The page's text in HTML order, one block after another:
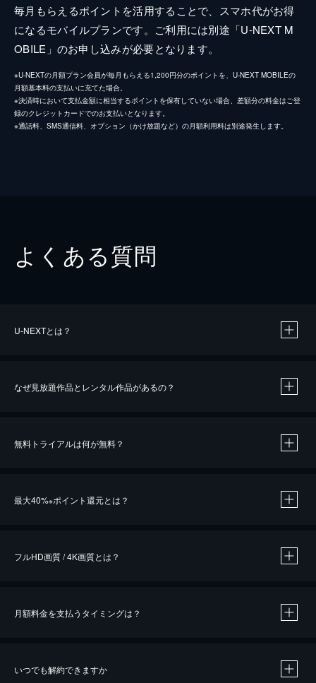
毎月もらえるポイントを活用することで、スマホ代がお得
になるモバイルプランです。ご利用には別途「U-NEXT M
OBILE」のお申し込みが必要となります。
※U-NEXTの月額プラン会員が毎月もらえる1,200円分のポイントを、U-NEXT MOBILEの
月額基本料の支払いに充てた場合。
※決済時において支払金額に相当するポイントを保有していない場合、差額分の料金はご登
録のクレジットカードでのお支払いとなります。
※通話料、SMS通信料、オプション（かけ放題など）の月額利用料は別途発生します。
よくある質問
U-NEXTとは？
なぜ見放題作品とレンタル作品があるの？
無料トライアルは何が無料？
最大40%※ポイント還元とは？
※40％ポイント還元の対象は、クレジットカード決済による作品の購入 / レンタルです。
フルHD画質 / 4K画質とは？
月額料金を支払うタイミングは？
いつでも解約できますか